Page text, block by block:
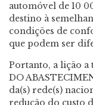
automóvel de 10
destino à
condições de
que podem ser
Portanto, a lição a
DO
da(s) rede(s)
redução do custo